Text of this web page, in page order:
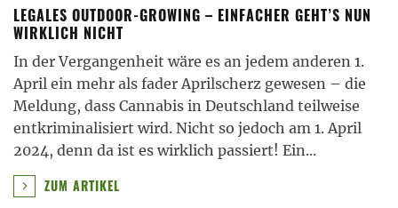
LEGALES OUTDOOR-GROWING – EINFACHER GEHT’S NUN
WIRKLICH NICHT
In der Vergangenheit wäre es an jedem anderen 1.
April ein mehr als fader Aprilscherz gewesen – die
Meldung, dass Cannabis in Deutschland teilweise
entkriminalisiert wird. Nicht so jedoch am 1. April
2024, denn da ist es wirklich passiert! Ein...
ZUM ARTIKEL